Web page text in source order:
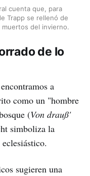
cuenta que, para
Trapp se rellenó de
muertos del invierno.
de lo
a
como un "hombre
(Von drauß'
simboliza la
sugieren una